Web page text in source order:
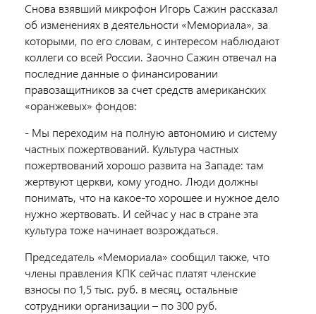
Снова взявший микрофон Игорь Сажин рассказал
об изменениях в деятельности «Мемориала», за
которыми, по его словам, с интересом наблюдают
коллеги со всей России. Заочно Сажин отвечал на
последние данные о финансировании
правозащитников за счет средств американских
«оранжевых» фондов:
- Мы переходим на полную автономию и систему
частных пожертвований. Культура частных
пожертвований хорошо развита на Западе: там
жертвуют церкви, кому угодно. Люди должны
понимать, что на какое-то хорошее и нужное дело
нужно жертвовать. И сейчас у нас в стране эта
культура тоже начинает возрождаться.
Председатель «Мемориала» сообщил также, что
члены правления КПК сейчас платят членские
взносы по 1,5 тыс. руб. в месяц, остальные
сотрудники организации – по 300 руб.